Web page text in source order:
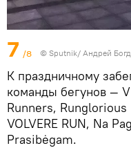
7 /8 © Sputnik/ Андрей
К праздничному
команды бегунов —
Runners,
VOLVERE RUN, Na
Prasibėgam.